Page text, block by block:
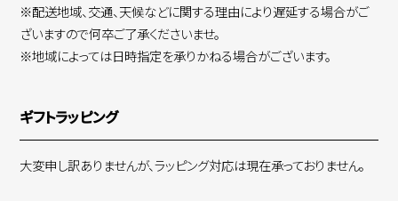
※配送地域、交通、天候などに関する理由により遅延する場合がご
ざいますので何卒ご了承くださいませ。
※地域によっては日時指定を承りかねる場合がございます。
ギフトラッピング
大変申し訳ありませんが、ラッピング対応は現在承っておりません。